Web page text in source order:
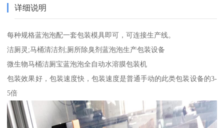
详细说明
每种规格蓝泡泡配一套包装模具即可，可连接生产线。
洁厕灵;马桶清洁剂;厕所除臭剂蓝泡泡生产包装设备
微生物马桶洁厕宝蓝泡泡全自动水溶膜包装机
包装效果好，包装速度快，包装速度是普通手动的此类包装设备的3-
5倍